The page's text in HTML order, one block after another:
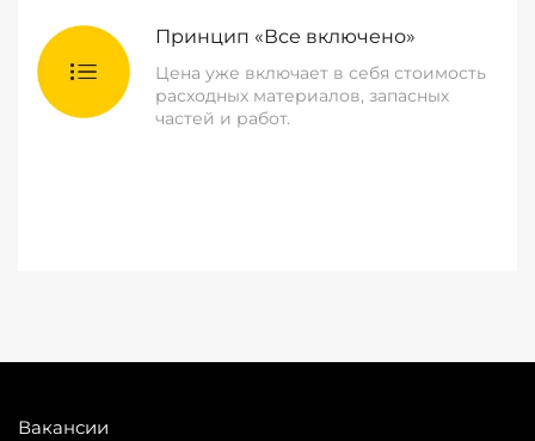
Принцип «Все включено»
Цена уже включает в себя стоимость
расходных материалов, запасных
частей и работ.
Вакансии